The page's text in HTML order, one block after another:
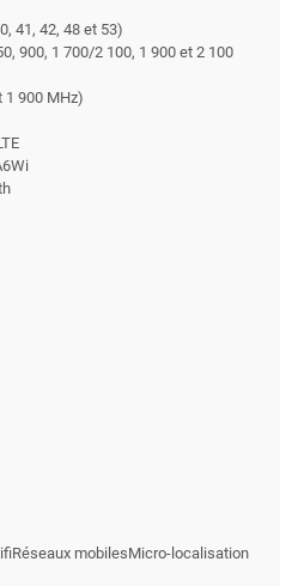
41, 42, 48 et 53)
900, 1 700/2 100, 1 900 et 2 100
1 900 MHz)
mobilesMicro-localisation